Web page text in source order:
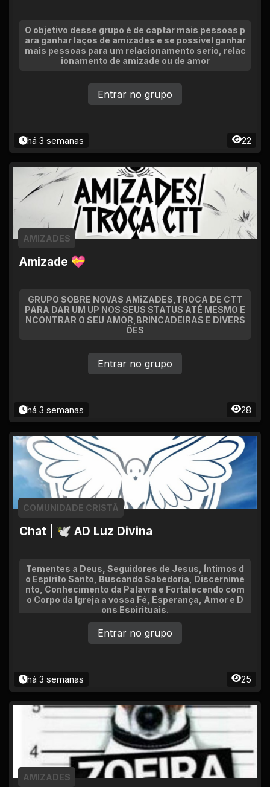
O objetivo desse grupo é de captar mais pessoas p
ara ganhar laços de amizades e se possível ganhar
mais pessoas para um relacionamento serio, relac
ionamento de amizade ou de amor
há 3 semanas 22
Entrar no grupo
Amizade 💝
AMIZADES
GRUPO SOBRE NOVAS AMiZADES,TROCA DE CTT
PARA DAR UM UP NOS SEUS STATUS ATÉ MESMO E
NCONTRAR O SEU AMOR,BRINCADEIRAS E DIVERS
ÕES
há 3 semanas 28
Entrar no grupo
Chat | 🕊 AD Luz Divina
COMUNIDADE CRISTÃ
Tementes a Deus, Seguidores de Jesus, Íntimos d
o Espírito Santo, Buscando Sabedoria, Discernime
nto, Conhecimento da Palavra e Fortalecendo com
o Corpo da Igreja a vossa Fé, Esperança, Amor e D
ons Espirituais.
há 3 semanas 25
Entrar no grupo
AMIZADES